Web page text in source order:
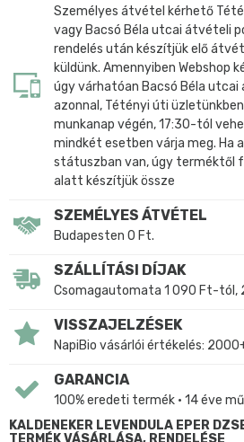
Személyes átvétel kérhető
vagy Bacsó Béla utcai átvételi
rendelés után készítjük elő
küldünk. Amennyiben Webshop
úgy várhatóan Bacsó Béla
azonnal, Tétényi úti
munkanap végén, 17:30-tól
mindkét esetben várja meg. Ha
státuszban van, úgy terméktől
alatt készítjük össze
SZEMÉLYES ÁTVÉTEL
Budapesten 0 Ft.
SZÁLLÍTÁSI DÍJAK
Csomagautomata 1 090 Ft-
VISSZAJELZÉSEK
NapiBio vásárlói értékelés:
GARANCIA
100% eredeti termék • 14 éve
KALDENEKER LEVENDULA EPER
TERMÉK VÁSÁRLÁSA, RENDELÉSE